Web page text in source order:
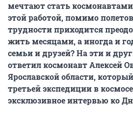
мечтают стать
этой работой, помимо
трудности приходится
жить месяцами, а иногда и
семьи и друзей? На эти и
ответил космонавт Алексей
Ярославской области,
третьей экспедиции в
эксклюзивное интервью ко